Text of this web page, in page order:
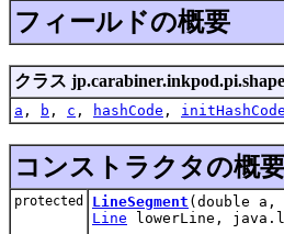
フィールドの概要
クラス
a , b , c , hashCode , initHashCode
コンストラクタの概
protected LineSegment (double a,
Line lowerLine,